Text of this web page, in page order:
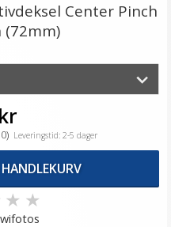
Center Pinch
(72mm)
Leveringstid: 2-5 dager
HANDLEKURV
★ ★